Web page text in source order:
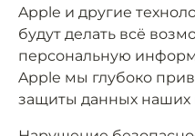
Apple и другие
будут делать всё
персональную
Apple мы глубоко
защиты данных наших